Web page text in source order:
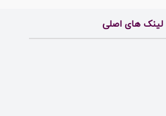
لینک های اصلی